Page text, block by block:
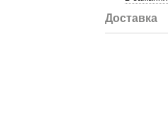
Доставка